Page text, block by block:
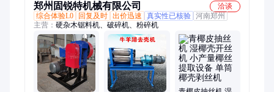
郑州固锐特机械有限公司
洽谈
综合体验L0
回复及时 出价迅速 真实性已核验 河南郑州
主营： 硬杂木锯料机、破碎机、粉碎机